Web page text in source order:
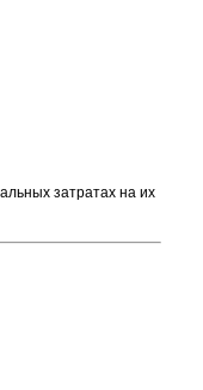
затратах на их